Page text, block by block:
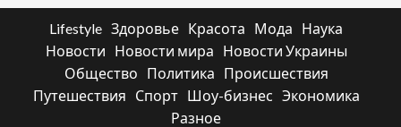
Lifestyle Здоровье Красота Мода
Наука
Новости
Новости мира
Новости Украины
Общество
Политика
Происшествия
Путешествия
Спорт Шоу-бизнес Экономика
Разное